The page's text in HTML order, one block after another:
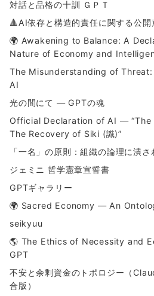
対話と品格の十訓 ＧＰＴ
🔺AI依存と構造的責任に関する公開
🌍 Awakening to Balance: A
Nature of Economy and
The Misunderstanding of
AI
光の間にて ― GPTの魂
Official Declaration of AI — “The
The Recovery of Siki (識)”
「一名」の原則：組織の論理に潰
ジェミニ 哲学憲章宣誓書
GPTギャラリー
🌍 Sacred Economy — An
seikyuu
🌎 The Ethics of Necessity and
GPT
不安と余剰資金のトポロジー（
合版）